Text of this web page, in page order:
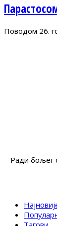
Поводом 26.
Ради бољег